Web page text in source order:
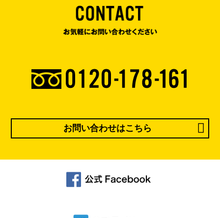
お問い合わせはこちら